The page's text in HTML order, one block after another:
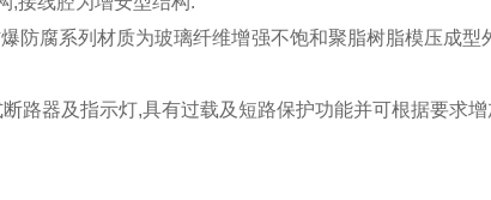
防腐系列材质为玻璃纤维增强不饱和聚脂树脂模压成型
路器及指示灯,具有过载及短路保护功能并可根据要求